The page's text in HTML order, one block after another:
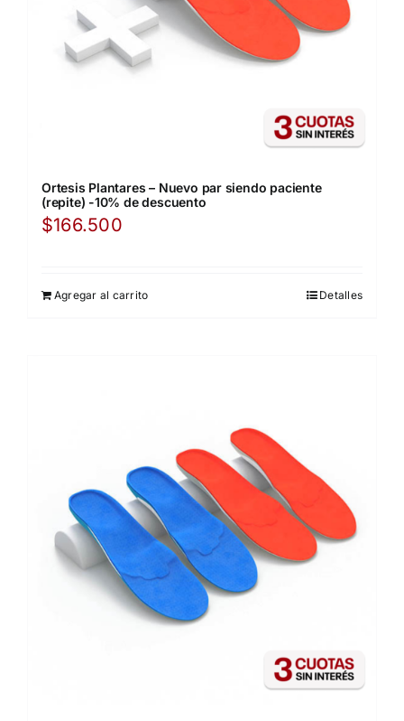
Ortesis Plantares – Nuevo par siendo paciente
(repite) -10% de descuento
$166.500
Agregar al carrito Detalles